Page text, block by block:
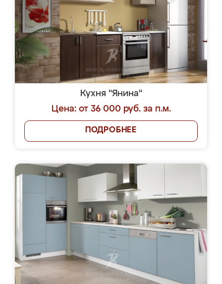
Кухня "Янина"
Цена: от 36 000 руб. за п.м.
ПОДРОБНЕЕ